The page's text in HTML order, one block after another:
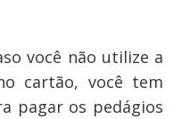
você não utilize a
cartão, você tem
pagar os pedágios